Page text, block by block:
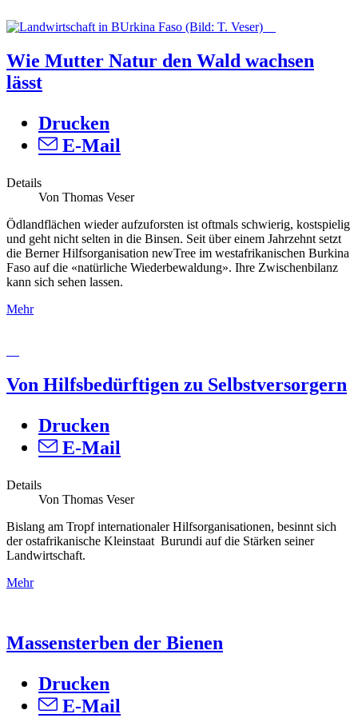
Wie Mutter Natur den Wald wachsen
lässt
Drucken
E-Mail
Details
Von Thomas Veser
Ödlandflächen wieder aufzuforsten ist oftmals schwierig, kostspielig
und geht nicht selten in die Binsen. Seit über einem Jahrzehnt setzt
die Berner Hilfsorganisation newTree im westafrikanischen Burkina
Faso auf die «natürliche Wiederbewaldung». Ihre Zwischenbilanz
kann sich sehen lassen.
Mehr
Von Hilfsbedürftigen zu Selbstversorgern
Drucken
E-Mail
Details
Von Thomas Veser
Bislang am Tropf internationaler Hilfsorganisationen, besinnt sich
der ostafrikanische Kleinstaat Burundi auf die Stärken seiner
Landwirtschaft.
Mehr
Massensterben der Bienen
Drucken
E-Mail